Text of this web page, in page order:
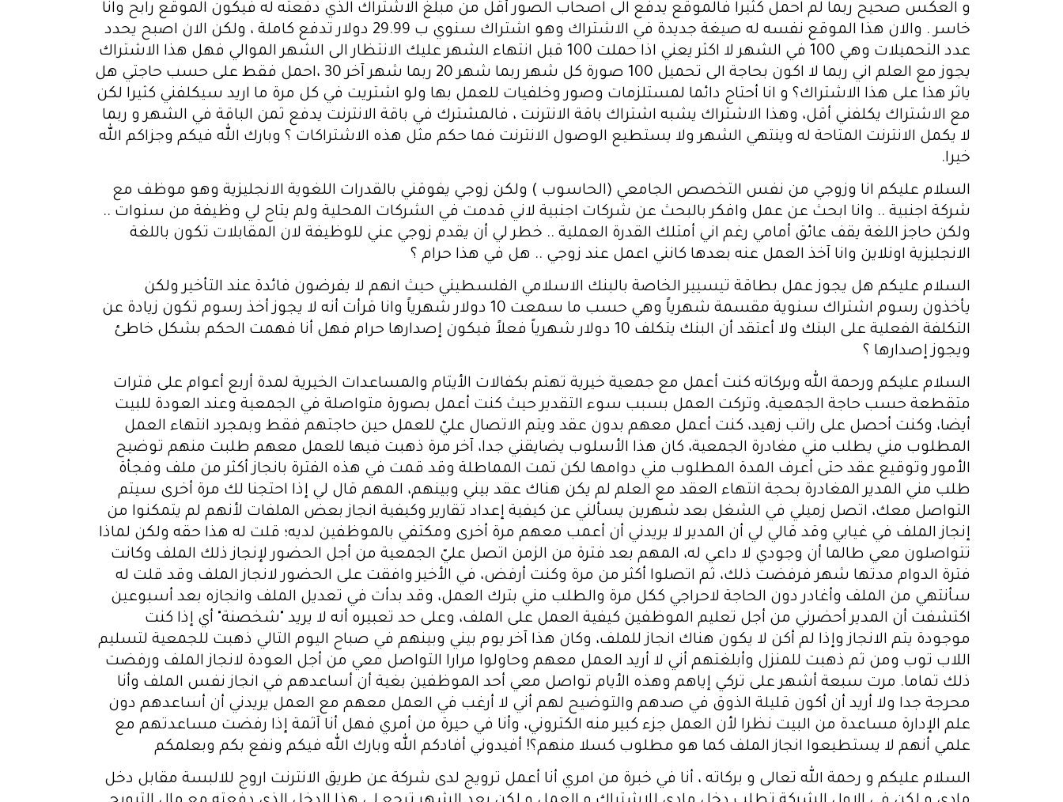
و العكس صحيح ربما لم احمل كثيرا فالموقع يدفع الى اصحاب الصور أقل من مبلغ الاشتراك الذي دفعته له فيكون الموقع رابح وانا
خاسر . والان هذا الموقع نفسه له صيغة جديدة في الاشتراك وهو اشتراك سنوي ب 29.99 دولار تدفع كاملة ، ولكن الان اصبح يحدد
عدد التحميلات وهي 100 في الشهر لا اكثر يعني اذا حملت 100 قبل انتهاء الشهر عليك الانتظار الى الشهر الموالي فهل هذا الاشتراك
يجوز مع العلم اني ربما لا اكون بحاجة الى تحميل 100 صورة كل شهر ربما شهر 20 ربما شهر آخر 30 ،احمل فقط على حسب حاجتي هل
ياثر هذا على هذا الاشتراك؟ و انا أحتاج دائما لمستلزمات وصور وخلفيات للعمل بها ولو اشتريت في كل مرة ما اريد سيكلفني كثيرا لكن
مع الاشتراك يكلفني أقل، وهذا الاشتراك يشبه اشتراك باقة الانترنت ، فالمشترك في باقة الانترنت يدفع ثمن الباقة في الشهر و ربما
لا يكمل الانترنت المتاحة له وينتهي الشهر ولا يستطيع الوصول الانترنت فما حكم مثل هذه الاشتراكات ؟ وبارك الله فيكم وجزاكم الله
خيرا.
السلام عليكم انا وزوجي من نفس التخصص الجامعي (الحاسوب ) ولكن زوجي يفوقني بالقدرات اللغوية الانجليزية وهو موظف مع
شركة اجنبية .. وانا ابحث عن عمل وافكر بالبحث عن شركات اجنبية لاني قدمت في الشركات المحلية ولم يتاح لي وظيفة من سنوات ..
ولكن حاجز اللغة يقف عائق أمامي رغم اني أمتلك القدرة العملية .. خطر لي أن يقدم زوجي عني للوظيفة لان المقابلات تكون باللغة
الانجليزية اونلاين وانا آخذ العمل عنه بعدها كانني اعمل عند زوجي .. هل في هذا حرام ؟
السلام عليكم هل يجوز عمل بطاقة تيسيير الخاصة بالبنك الاسلامي الفلسطيني حيث انهم لا يفرضون فائدة عند التأخير ولكن
يأخذون رسوم اشتراك سنوية مقسمة شهرياً وهي حسب ما سمعت 10 دولار شهرياً وانا قرأت أنه لا يجوز أخذ رسوم تكون زيادة عن
التكلفة الفعلية على البنك ولا أعتقد أن البنك يتكلف 10 دولار شهرياً فعلاً فيكون إصدارها حرام فهل أنا فهمت الحكم بشكل خاطئ
ويجوز إصدارها ؟
السلام عليكم ورحمة الله وبركاته كنت أعمل مع جمعية خيرية تهتم بكفالات الأيتام والمساعدات الخيرية لمدة أربع أعوام على فترات
متقطعة حسب حاجة الجمعية، وتركت العمل بسبب سوء التقدير حيث كنت أعمل بصورة متواصلة في الجمعية وعند العودة للبيت
أيضا، وكنت أحصل على راتب زهيد، كنت أعمل معهم بدون عقد ويتم الاتصال عليّ للعمل حين حاجتهم فقط وبمجرد انتهاء العمل
المطلوب مني يطلب مني مغادرة الجمعية، كان هذا الأسلوب يضايقني جدا، آخر مرة ذهبت فيها للعمل معهم طلبت منهم توضيح
الأمور وتوقيع عقد حتى أعرف المدة المطلوب مني دوامها لكن تمت المماطلة وقد قمت في هذه الفترة بانجاز أكثر من ملف وفجأة
طلب مني المدير المغادرة بحجة انتهاء العقد مع العلم لم يكن هناك عقد بيني وبينهم، المهم قال لي إذا احتجنا لك مرة أخرى سيتم
التواصل معك، اتصل زميلي في الشغل بعد شهرين يسألني عن كيفية إعداد تقارير وكيفية انجاز بعض الملفات لأنهم لم يتمكنوا من
إنجاز الملف في غيابي وقد قالي لي أن المدير لا يريدني أن أعمب معهم مرة أخرى ومكتفي بالموظفين لديه؛ قلت له هذا حقه ولكن لماذا
تتواصلون معي طالما أن وجودي لا داعي له، المهم بعد فترة من الزمن اتصل عليّ الجمعية من أجل الحضور لإنجاز ذلك الملف وكانت
فترة الدوام مدتها شهر فرفضت ذلك، ثم اتصلوا أكثر من مرة وكنت أرفض، في الأخير وافقت على الحضور لانجاز الملف وقد قلت له
سأنتهي من الملف وأغادر دون الحاجة لاحراجي ككل مرة والطلب مني بترك العمل، وقد بدأت في تعديل الملف وانجازه بعد أسبوعين
اكتشفت أن المدير أحضرني من أجل تعليم الموظفين كيفية العمل على الملف، وعلى حد تعبيره أنه لا يريد "شخصنة" أي إذا كنت
موجودة يتم الانجاز وإذا لم أكن لا يكون هناك انجاز للملف، وكان هذا آخر يوم بيني وبينهم في صباح اليوم التالي ذهبت للجمعية لتسليم
اللاب توب ومن ثم ذهبت للمنزل وأبلغتهم أني لا أريد العمل معهم وحاولوا مرارا التواصل معي من أجل العودة لانجاز الملف ورفضت
ذلك تماما. مرت سبعة أشهر على تركي إياهم وهذه الأيام تواصل معي أحد الموظفين بغية أن أساعدهم في انجاز نفس الملف وأنا
محرجة جدا ولا أريد أن أكون قليلة الذوق في صدهم والتوضيح لهم أني لا أرغب في العمل معهم مع العمل يريدني أن أساعدهم دون
علم الإدارة مساعدة من البيت نظرا لأن العمل جزء كبير منه الكتروني، وأنا في حيرة من أمري فهل أنا آثمة إذا رفضت مساعدتهم مع
علمي أنهم لا يستطيعوا انجاز الملف كما هو مطلوب كسلا منهم؟! أفيدوني أفادكم الله وبارك الله فيكم ونفع بكم وبعلمكم
السلام عليكم و رحمة الله تعالى و بركاته ، أنا في خبرة من امري أنا أعمل ترويج لدى شركة عن طريق الانترنت اروج للالبسة مقابل دخل